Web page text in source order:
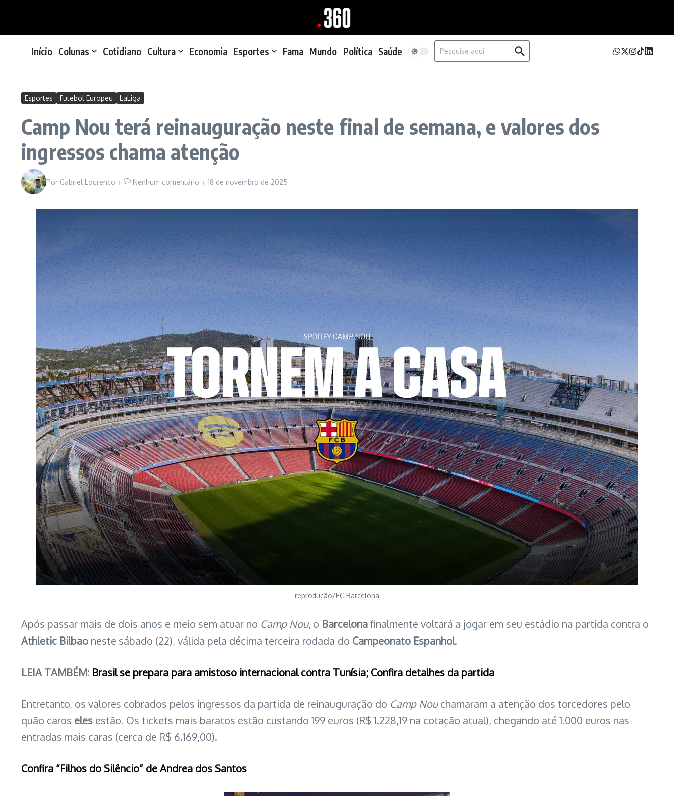
Início Colunas Cotidiano Cultura Economia Esportes Fama Mundo Política Saúde
Procurar por:
Esportes Futebol Europeu LaLiga
Camp Nou terá reinauguração neste final de semana, e valores dos
ingressos chama atenção
Por Gabriel Lourenço Nenhum comentário 18 de novembro de 2025
reprodução/FC Barcelona
Após passar mais de dois anos e meio sem atuar no Camp Nou, o Barcelonafinalmente voltará a jogar em seu estádio na partida contra o
Athletic Bilbao neste sábado (22), válida pela décima terceira rodada do Campeonato Espanhol.
LEIA TAMBÉM: Brasil se prepara para amistoso internacional contra Tunísia; Confira detalhes da partida
Entretanto, os valores cobrados pelos ingressos da partida de reinauguração do Camp Nouchamaram a atenção dos torcedores pelo
quão caros eles estão. Os tickets mais baratos estão custando 199 euros (R$ 1.228,19 na cotação atual), chegando até 1.000 euros nas
entradas mais caras (cerca de R$ 6.169,00).
Confira “Filhos do Silêncio” de Andrea dos Santos